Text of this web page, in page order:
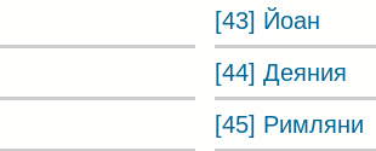
[43] Йоан
[44] Деяния
[45] Римляни